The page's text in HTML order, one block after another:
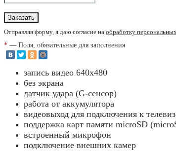
Отправляя форму, я даю согласие на обработку
* — Поля, обязательные для заполнения
запись видео 640x480
без экрана
датчик удара (G-сенсор)
работа от аккумулятора
видеовыход для подключения к
поддержка карт памяти microSD
встроенный микрофон
подключение внешних камер